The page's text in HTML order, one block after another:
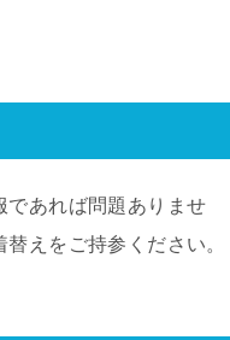
であれば問題ありませ
えをご持参ください。